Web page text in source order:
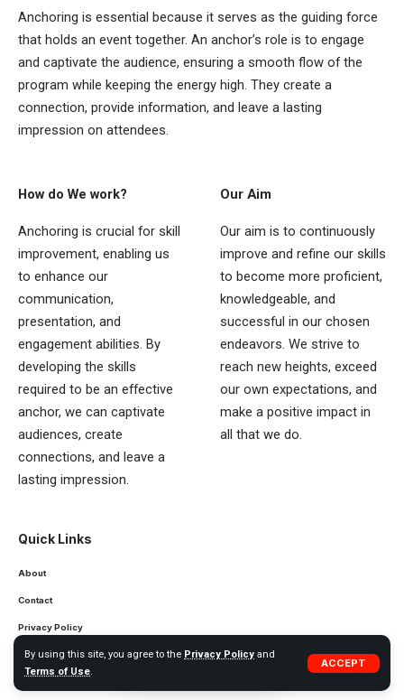
By using this site, you agree to the Privacy Policy and
Terms of Use.
ACCEPT
Anchoring is essential because it serves as the guiding force
that holds an event together. An anchor’s role is to engage
and captivate the audience, ensuring a smooth flow of the
program while keeping the energy high. They create a
connection, provide information, and leave a lasting
impression on attendees.
How do We work?
Anchoring is crucial for skill
improvement, enabling us
to enhance our
communication,
presentation, and
engagement abilities. By
developing the skills
required to be an effective
anchor, we can captivate
audiences, create
connections, and leave a
lasting impression.
Our Aim
Our aim is to continuously
improve and refine our skills
to become more proficient,
knowledgeable, and
successful in our chosen
endeavors. We strive to
reach new heights, exceed
our own expectations, and
make a positive impact in
all that we do.
Quick Links
About
Contact
Privacy Policy
Disclaimer